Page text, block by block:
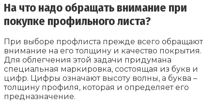
На что надо обращать внимание при
покупке профильного листа?
При выборе профлиста прежде всего обращают
внимание на его толщину и качество покрытия.
Для облегчения этой задачи придумана
специальная маркировка, состоящая из букв и
цифр. Цифры означают высоту волны, а буква –
толщину профиля, которая и определяет его
предназначение.